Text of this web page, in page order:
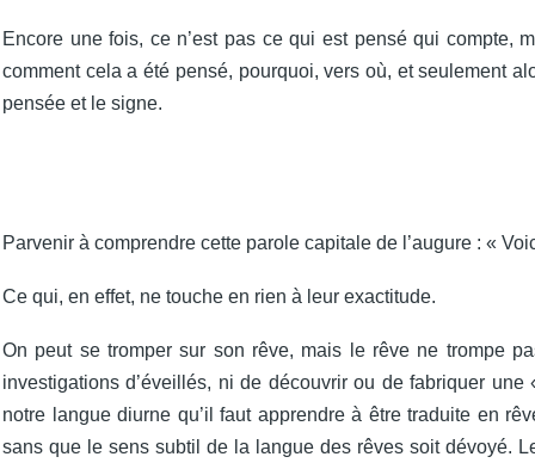
Encore une fois, ce n’est pas ce qui est pensé qui compte,
comment cela a été pensé, pourquoi, vers où, et seulement
pensée et le signe.
Parvenir à comprendre cette parole capitale de l’augure : «
Ce qui, en effet, ne touche en rien à leur exactitude.
On peut se tromper sur son rêve, mais le rêve ne trompe
investigations d’éveillés, ni de découvrir ou de fabriquer
notre langue diurne qu’il faut apprendre à être traduite en
sans que le sens subtil de la langue des rêves soit dévoyé.